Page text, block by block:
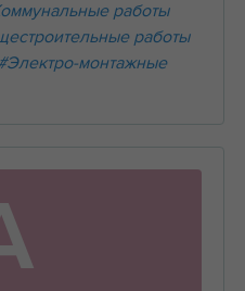
работы
работы
монтажные